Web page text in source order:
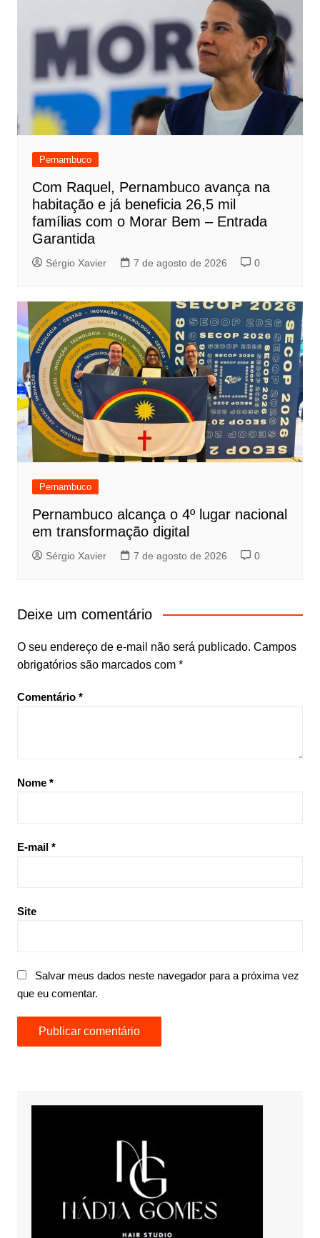
Pernambuco
Com Raquel, Pernambuco avança na
habitação e já beneficia 26,5 mil
famílias com o Morar Bem – Entrada
Garantida
Sérgio Xavier 7 de agosto de 2026 0
Pernambuco
Pernambuco alcança o 4º lugar nacional
em transformação digital
Sérgio Xavier 7 de agosto de 2026 0
Deixe um comentário
O seu endereço de e-mail não será publicado. Campos
obrigatórios são marcados com *
Comentário *
Nome *
E-mail *
Site
Salvar meus dados neste navegador para a próxima vez
que eu comentar.